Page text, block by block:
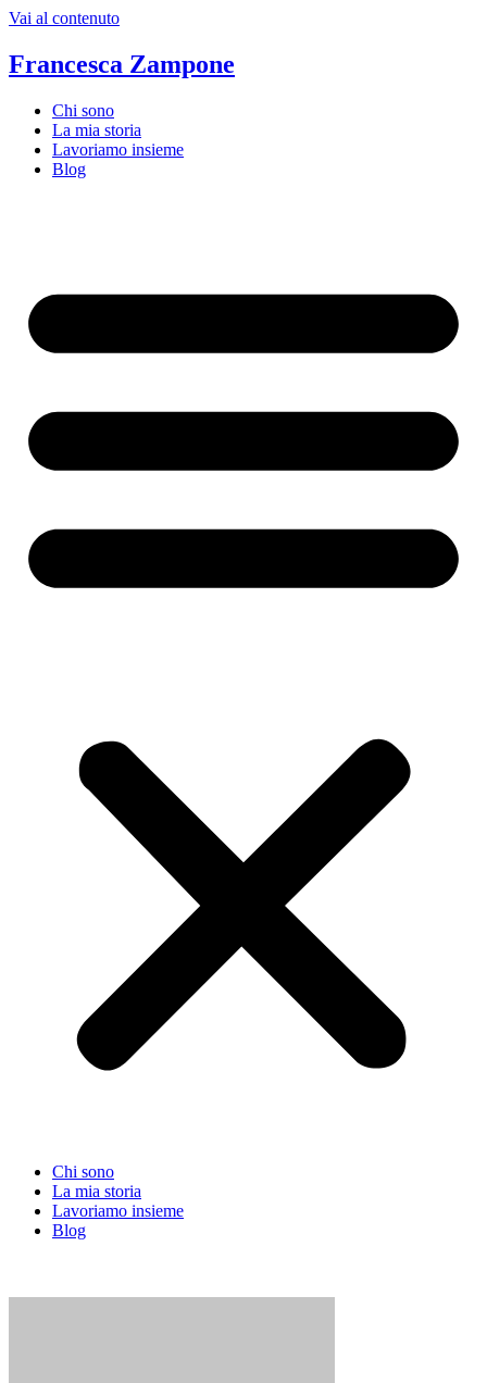
Vai al contenuto
Francesca Zampone
Chi sono
La mia storia
Lavoriamo insieme
Blog
Chi sono
La mia storia
Lavoriamo insieme
Blog